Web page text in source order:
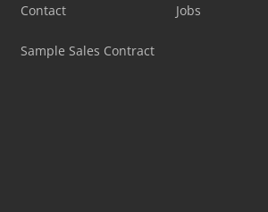
Contact
Sample Sales Contract
Jobs